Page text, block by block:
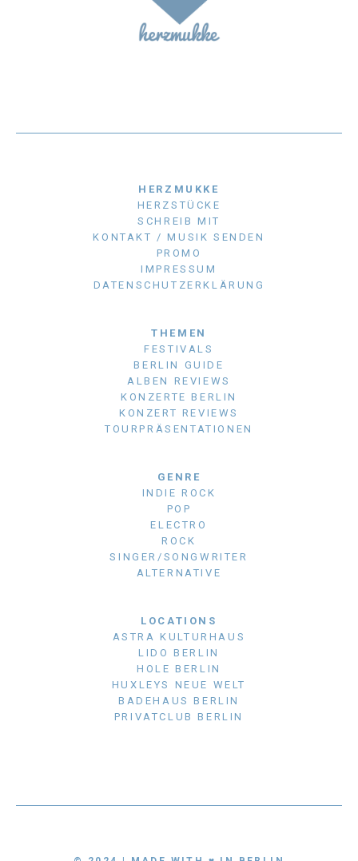
HERZMUKKE
HERZSTÜCKE
SCHREIB MIT
KONTAKT / MUSIK SENDEN
PROMO
IMPRESSUM
DATENSCHUTZERKLÄRUNG
THEMEN
FESTIVALS
BERLIN GUIDE
ALBEN REVIEWS
KONZERTE BERLIN
KONZERT REVIEWS
TOURPRÄSENTATIONEN
GENRE
INDIE ROCK
POP
ELECTRO
ROCK
SINGER/SONGWRITER
ALTERNATIVE
LOCATIONS
ASTRA KULTURHAUS
LIDO BERLIN
HOLE BERLIN
HUXLEYS NEUE WELT
BADEHAUS BERLIN
PRIVATCLUB BERLIN